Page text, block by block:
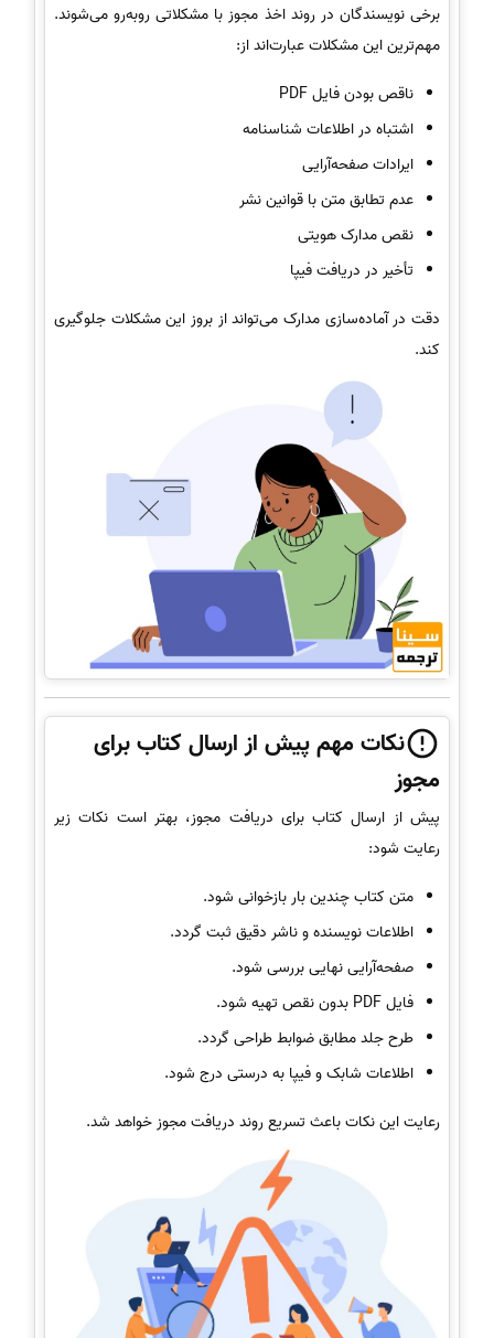
برخی نویسندگان در روند اخذ مجوز با مشکلاتی روبه‌رو می‌شوند.
مهم‌ترین این مشکلات عبارت‌اند از:
ناقص بودن فایل PDF
اشتباه در اطلاعات شناسنامه
ایرادات صفحه‌آرایی
عدم تطابق متن با قوانین نشر
نقص مدارک هویتی
تأخیر در دریافت فیپا
دقت در آماده‌سازی مدارک می‌تواند از بروز این مشکلات جلوگیری
کند.
نکات مهم پیش از ارسال کتاب برای
مجوز
پیش از ارسال کتاب برای دریافت مجوز، بهتر است نکات زیر
رعایت شود:
متن کتاب چندین بار بازخوانی شود.
اطلاعات نویسنده و ناشر دقیق ثبت گردد.
صفحه‌آرایی نهایی بررسی شود.
فایل PDF بدون نقص تهیه شود.
طرح جلد مطابق ضوابط طراحی گردد.
اطلاعات شابک و فیپا به درستی درج شود.
رعایت این نکات باعث تسریع روند دریافت مجوز خواهد شد.